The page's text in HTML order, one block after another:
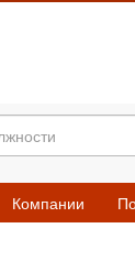
Компании